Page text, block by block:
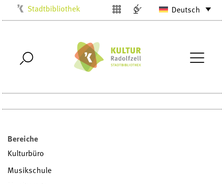
Musikschule
Stadtmuseum
Stadtbibliothek
Villa Bosch
Deutsch
Bereiche
Kulturbüro
Musikschule